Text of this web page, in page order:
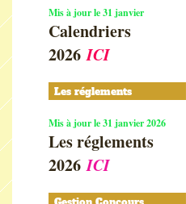
Mis à jour le 31 janvier
Calendriers
2026ICI
Les réglements
Mis à jour le 31 janvier 2026
Les réglements
2026ICI